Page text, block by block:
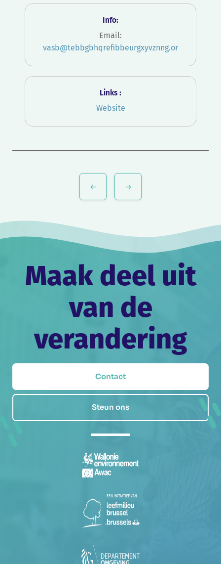
Info:
Email:
vasb@tebbgbhqrefibbeurgxyvznng.or
Links :
Website
Maak deel uit
van de
verandering
Contact
Steun ons